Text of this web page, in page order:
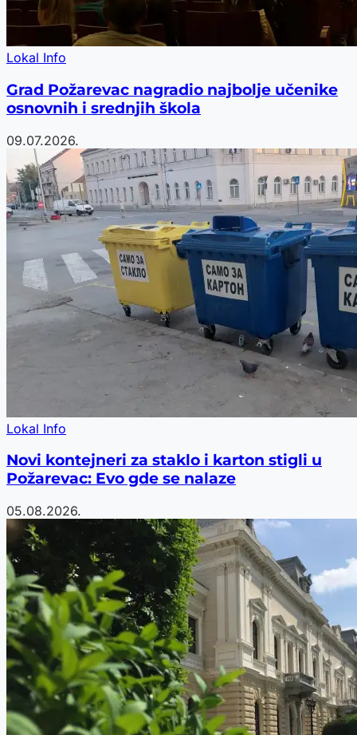
Lokal Info
Grad Požarevac nagradio najbolje učenike
osnovnih i srednjih škola
09.07.2026.
Lokal Info
Novi kontejneri za staklo i karton stigli u
Požarevac: Evo gde se nalaze
05.08.2026.